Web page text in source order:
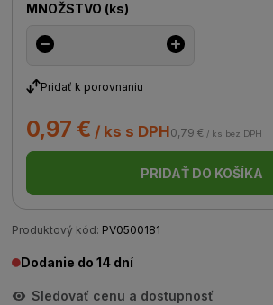
MNOŽSTVO (ks)
Pridať k porovnaniu
0,97 € / ks s DPH0,79 € / ks bez DPH
PRIDAŤ DO KOŠÍKA
Produktový kód: PV0500181
Dodanie do 14 dní
Sledovať cenu a dostupnosť